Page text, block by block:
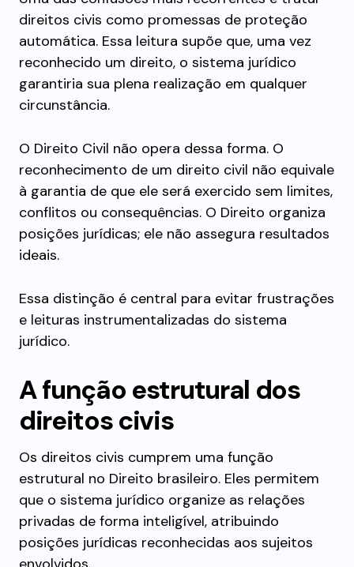
direitos civis como promessas de proteção
automática. Essa leitura supõe que, uma vez
reconhecido um direito, o sistema jurídico
garantiria sua plena realização em qualquer
circunstância.
O Direito Civil não opera dessa forma. O
reconhecimento de um direito civil não equivale
à garantia de que ele será exercido sem limites,
conflitos ou consequências. O Direito organiza
posições jurídicas; ele não assegura resultados
ideais.
Essa distinção é central para evitar frustrações
e leituras instrumentalizadas do sistema
jurídico.
A função estrutural dos
direitos civis
Os direitos civis cumprem uma função
estrutural no Direito brasileiro. Eles permitem
que o sistema jurídico organize as relações
privadas de forma inteligível, atribuindo
posições jurídicas reconhecidas aos sujeitos